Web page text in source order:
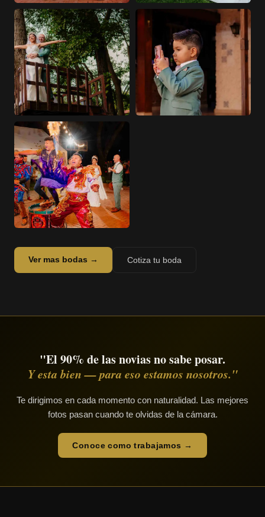
Ver mas bodas → Cotiza tu boda
"El 90% de las novias no sabe posar.
Y esta bien — para eso estamos nosotros."
Te dirigimos en cada momento con naturalidad. Las mejores
fotos pasan cuando te olvidas de la cámara.
Conoce como trabajamos →